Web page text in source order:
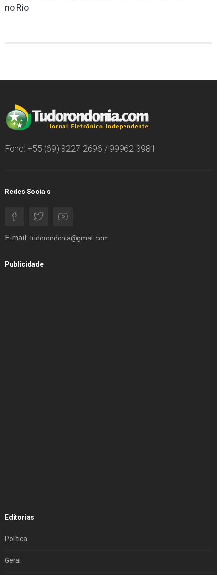
no Rio
Fone: +55 (69) 3227-2696 / 99962-3981
Redes Sociais
E-mail: tudorondonia@gmail.com
Publicidade
Editorias
Política
Geral